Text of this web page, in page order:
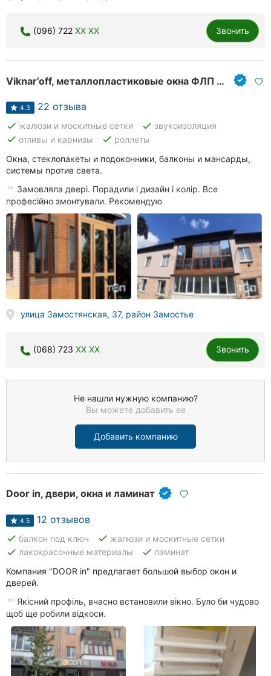
(096) 722 XX XX Звонить
Viknar’off, металлопластиковые окна ФЛП Ковтун С.М.
4.3 22 отзыва
done жалюзи и москитные сетки done звукоизоляция
done отливы и карнизы done роллеты
Окна, стеклопакеты и подоконники, балконы и мансарды,
системы против света.
Замовляла двері. Порадили і дизайн і колір. Все
професійно змонтували. Рекомендую
улица Замостянская, 37, район Замостье
(068) 723 XX XX Звонить
Не нашли нужную компанию?
Вы можете добавить ее
Добавить компанию
Door in, двери, окна и ламинат
4.5 12 отзывов
done балкон под ключ done жалюзи и москитные сетки
done лакокрасочные материалы done ламинат
Компания "DOOR in" предлагает большой выбор окон и
дверей.
Якісний профіль, вчасно встановили вікно. Було би чудово
щоб ще робили відкоси.